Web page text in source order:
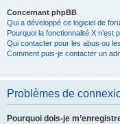
Concernant phpBB
Qui a développé ce logiciel de
Pourquoi la fonctionnalité X n’est
Qui contacter pour les abus ou
Comment puis-je contacter un
Problèmes de
Pourquoi dois-je